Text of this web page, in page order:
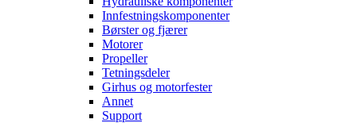
Innfestningskomponenter
Børster og fjærer
Motorer
Propeller
Tetningsdeler
Girhus og motorfester
Annet
Support